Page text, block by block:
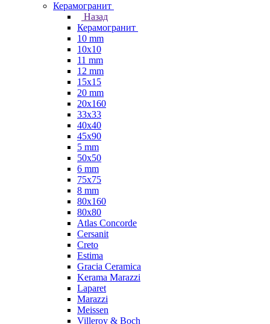
Керамогранит
Назад
Керамогранит
10 mm
10x10
11 mm
12 mm
15x15
20 mm
20х160
33x33
40х40
45x90
5 mm
50x50
6 mm
75х75
8 mm
80x160
80x80
Atlas Concorde
Cersanit
Creto
Estima
Gracia Ceramica
Kerama Marazzi
Laparet
Marazzi
Meissen
Villeroy & Boch